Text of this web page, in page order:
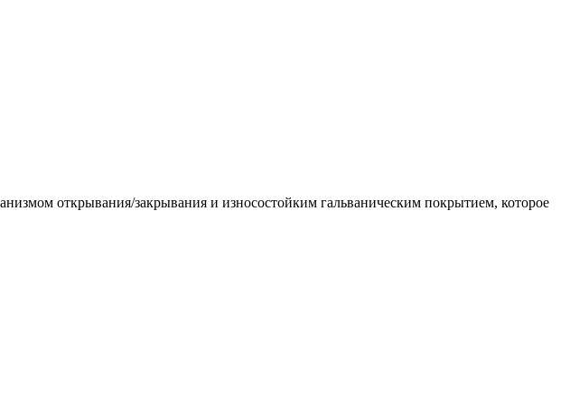
открывания/закрывания и износостойким гальваническим покрытием, которое